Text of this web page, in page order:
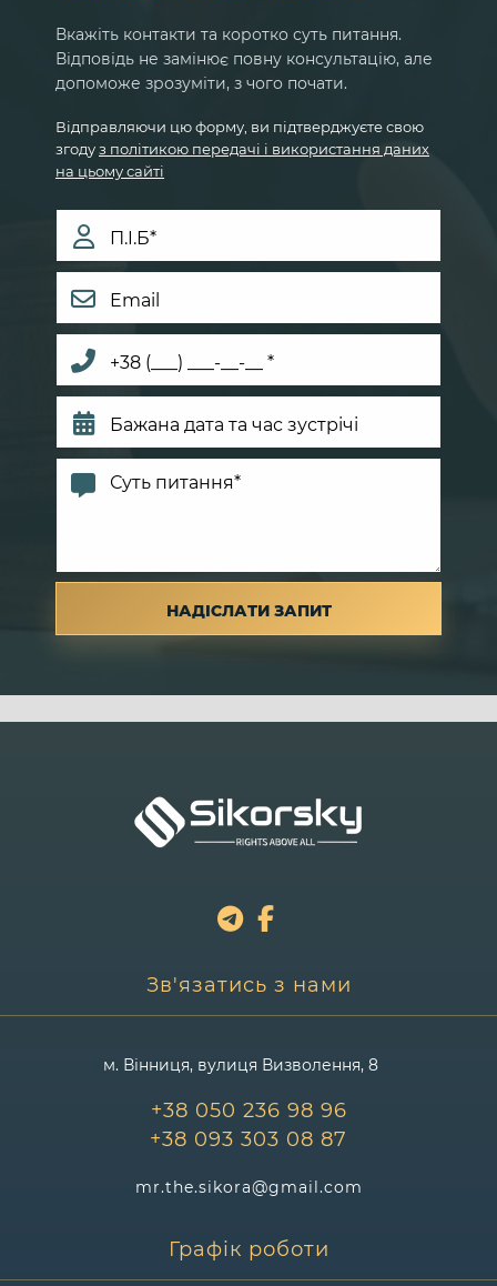
Вкажіть контакти та коротко суть питання.
Відповідь не замінює повну консультацію, але
допоможе зрозуміти, з чого почати.
Відправляючи цю форму, ви підтверджуєте свою
згодуз політикою передачі і використання даних
на цьому сайті
Зв'язатись з нами
м. Вінниця, вулиця Визволення, 8
+38 050 236 98 96
+38 093 303 08 87
mr.the.sikora@gmail.com
Графік роботи